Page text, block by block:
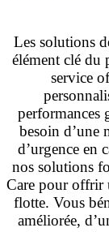
Les solutions
élément clé du
service
performances
besoin d’une
d’urgence en
nos solutions
Care pour offrir
flotte. Vous
améliorée,